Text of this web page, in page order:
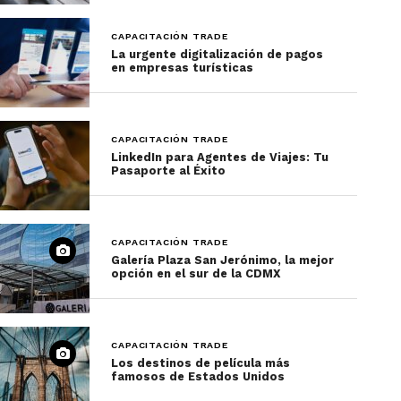
Telluride, Colorado
Telluride, en Colorado, es uno de los sitios más
hermosos donde esquiar en Estados Unidos.
Tiene más de 800 hectáreas y alrededor de150
descensos y nieve polvo tipo “Champagne
Es ideal tanto para familias como para expertos,
CAPACITACIÓN TRADE
La urgente digitalización de pagos
en empresas turísticas
CAPACITACIÓN TRADE
LinkedIn para Agentes de Viajes: Tu
Pasaporte al Éxito
CAPACITACIÓN TRADE
Galería Plaza San Jerónimo, la mejor
opción en el sur de la CDMX
CAPACITACIÓN TRADE
Los destinos de película más
famosos de Estados Unidos